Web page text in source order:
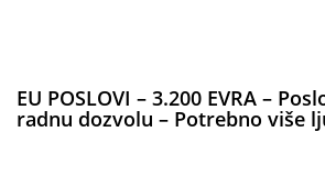
EU POSLOVI – 3.200 EVRA –
radnu dozvolu – Potrebno više